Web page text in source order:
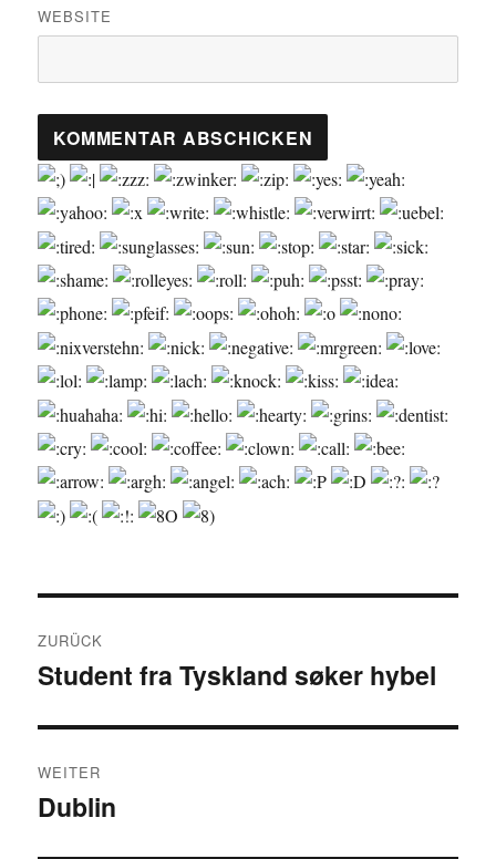
WEBSITE
ZURÜCK
Vorheriger
Student fra Tyskland søker hybel
WEITER
Nächster
Dublin